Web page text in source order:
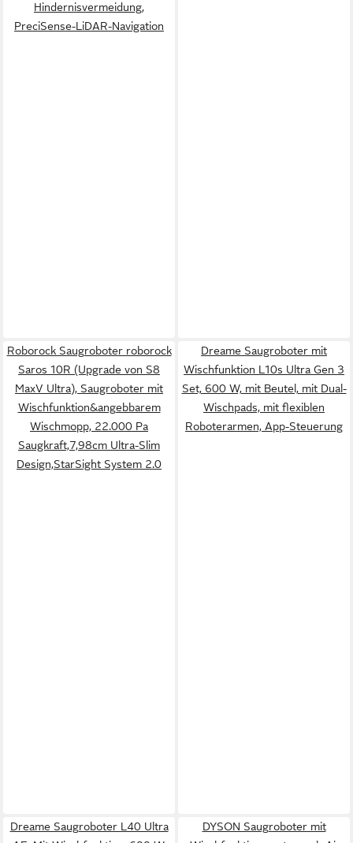
Hindernisvermeidung,
PreciSense-LiDAR-Navigation
Roborock Saugroboter roborock
Saros 10R (Upgrade von S8
MaxV Ultra), Saugroboter mit
Wischfunktion&angebbarem
Wischmopp, 22.000 Pa
Saugkraft,7,98cm Ultra-Slim
Design,StarSight System 2.0
Dreame Saugroboter mit
Wischfunktion L10s Ultra Gen 3
Set, 600 W, mit Beutel, mit Dual-
Wischpads, mit flexiblen
Roboterarmen, App-Steuerung
Dreame Saugroboter L40 Ultra
DYSON Saugroboter mit